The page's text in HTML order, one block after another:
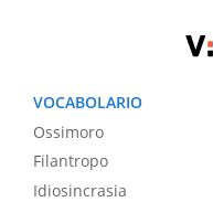
VOCABOLARIO
Ossimoro
Filantropo
Idiosincrasia